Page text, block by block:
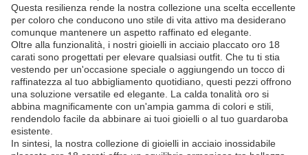
Questa resilienza rende la nostra collezione una scelta eccellente
per coloro che conducono uno stile di vita attivo ma desiderano
comunque mantenere un aspetto raffinato ed elegante.
Oltre alla funzionalità, i nostri gioielli in acciaio placcato oro 18
carati sono progettati per elevare qualsiasi outfit. Che tu ti stia
vestendo per un'occasione speciale o aggiungendo un tocco di
raffinatezza al tuo abbigliamento quotidiano, questi pezzi offrono
una soluzione versatile ed elegante. La calda tonalità oro si
abbina magnificamente con un'ampia gamma di colori e stili,
rendendolo facile da abbinare ai tuoi gioielli o al tuo guardaroba
esistente.
In sintesi, la nostra collezione di gioielli in acciaio inossidabile